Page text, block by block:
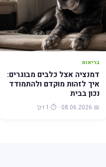
בריאות
דמנציה אצל כלבים מבוגרים:
איך לזהות מוקדם ולהתמודד
נכון בבית
📅 08.06.2026 · ⏱️ 1 דק׳